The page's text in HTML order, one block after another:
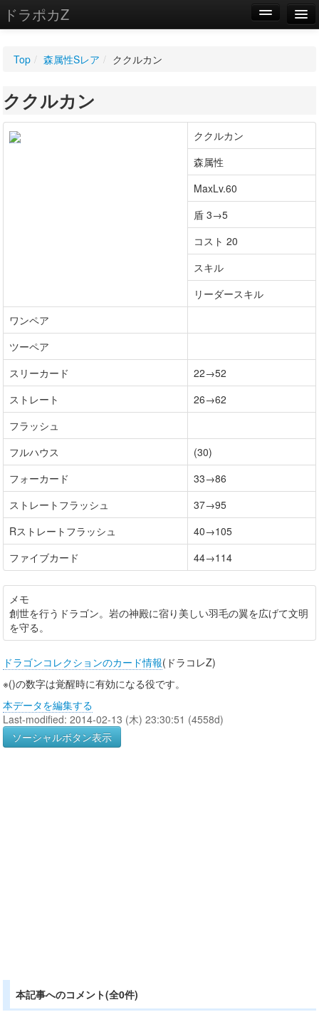
ドラポカZ
WIKI
設定
Top / 森属性Sレア / ククルカン
ククルカン
ククルカン
森属性
MaxLv.60
盾 3→5
コスト 20
スキル
リーダースキル
ワンペア
ツーペア
スリーカード
22→52
ストレート
26→62
フラッシュ
フルハウス
(30)
フォーカード
33→86
ストレートフラッシュ
37→95
Rストレートフラッシュ
40→105
ファイブカード
44→114
メモ
創世を行うドラゴン。岩の神殿に宿り美しい羽毛の翼を広げて文明
を守る。
ドラゴンコレクションのカード情報(ドラコレZ)
※()の数字は覚醒時に有効になる役です。
本データを編集する
Last-modified: 2014-02-13 (木) 23:30:51 (4558d)
ソーシャルボタン表示
本記事へのコメント(全0件)